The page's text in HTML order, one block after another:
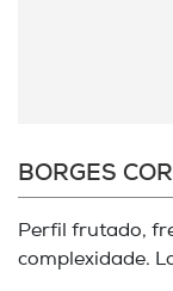
BORGES
Perfil frutado,
complexidade.